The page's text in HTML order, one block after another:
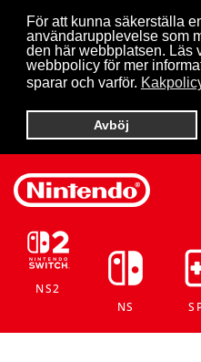
För att kunna säkerställa
användarupplevelse som
den här webbplatsen. Läs
webbpolicy för mer
sparar och varför.
Avböj
Skip to main content
NS2
NS